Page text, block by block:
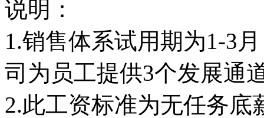
说明：
1.销售体系试用期为1-3
司为员工提供3个发展通
2.此工资标准为无任务底